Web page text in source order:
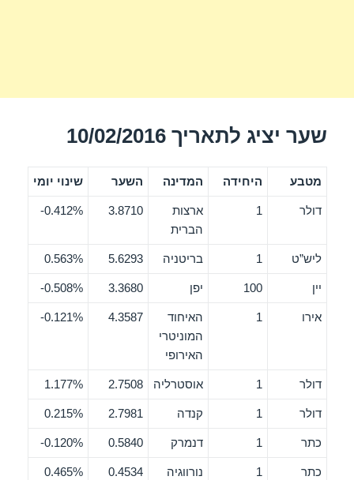
שער יציג לתאריך 10/02/2016
מטבע היחידה המדינה השער שינוי יומי
דולר 1
ארצות
הברית
3.8710
0.412%-
ליש”ט 1 בריטניה 5.6293
0.563%
יין 100 יפן 3.3680
0.508%-
אירו 1
האיחוד
המוניטרי
האירופי
4.3587
0.121%-
דולר 1 אוסטרליה 2.7508
1.177%
דולר 1 קנדה 2.7981
0.215%
כתר 1 דנמרק 0.5840
0.120%-
כתר 1 נורווגיה 0.4534
0.465%